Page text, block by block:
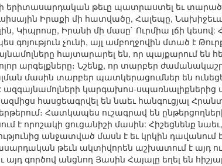
երիտասարդական թեւը պատրաստել եւ
Իրաքի մի հատվածը, Հալեպը,
Կիպրոսը, Իրանի մի մասը` Ուրմիա լճի կեսով:
չունի, այլ ամբողջովին մտած է
հայտարարել են, որ պայքարում են
արգելքները։ Նշենք, որ տարբեր
մասին տարբեր պատկերացումներ են
կարգախոս-սպառնալիքներից
հասցեագրվել են նաեւ հանգուցյալ
Հատկապես ուշագրավ են
է որոշակի ցուցանիշի մասին: Հիշեցնենք
անջատված մասն է եւ կրկին դավանում
թեւն ակտիվորեն աշխատում է այդ
գործով անցնող Յասին Հայալը եղել են